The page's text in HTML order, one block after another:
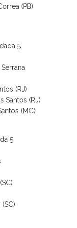
(PB)
5
(RJ)
Santos (RJ)
(MG)
5